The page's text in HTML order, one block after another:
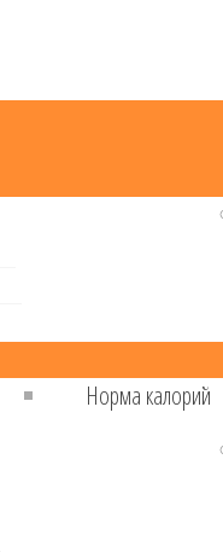
Норма калорий